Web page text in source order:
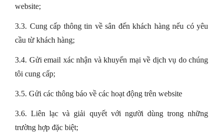
website;
3.3. Cung cấp thông tin về sân đến khách hàng nếu có yêu
cầu từ khách hàng;
3.4. Gửi email xác nhận và khuyến mại về dịch vụ do chúng
tôi cung cấp;
3.5. Gửi các thông báo về các hoạt động trên website
3.6. Liên lạc và giải quyết với người dùng trong những
trường hợp đặc biệt;